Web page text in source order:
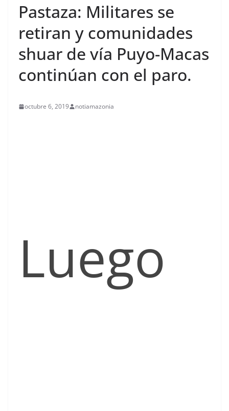
Pastaza: Militares se
retiran y comunidades
shuar de vía Puyo-Macas
continúan con el paro.
octubre 6, 2019 notiamazonia
Luego